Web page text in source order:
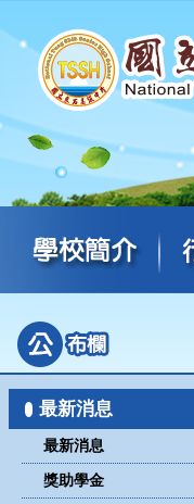
最新消息
最新消息
獎助學金